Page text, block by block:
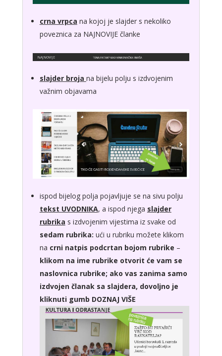
crna vrpca na kojoj je slajder s nekoliko
poveznica za NAJNOVIJE članke
slajder broja na bijelu polju s izdvojenim
važnim objavama
ispod bijelog polja pojavljuje se na sivu polju
tekst UVODNIKA, a ispod njega slajder
rubrika s izdvojenim vijestima iz svake od
sedam rubrika: ući u rubriku možete klikom
na crni natpis podcrtan bojom rubrike –
klikom na ime rubrike otvorit će vam se
naslovnica rubrike; ako vas zanima samo
izdvojen članak sa slajdera, dovoljno je
kliknuti gumb DOZNAJ VIŠE